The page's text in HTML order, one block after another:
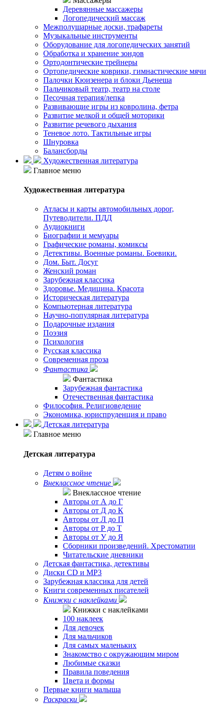
Деревянные массажеры
Логопедический массаж
Межполушарные доски, трафареты
Музыкальные инструменты
Оборудование для логопедических занятий
Обработка и хранение зондов
Ортодонтические трейнеры
Ортопедические коврики, гимнастические мячи
Палочки Кюизенера и блоки Дьенеша
Пальчиковый театр, театр на столе
Песочная терапия/лепка
Развивающие игры из ковролина, фетра
Развитие мелкой и общей моторики
Развитие речевого дыхания
Теневое лото. Тактильные игры
Шнуровка
Балансборды
Художественная литература
Главное меню
Художественная литература
Атласы и карты автомобильных дорог,
Путеводители. ПДД
Аудиокниги
Биографии и мемуары
Графические романы, комиксы
Детективы. Военные романы. Боевики.
Дом. Быт. Досуг
Женский роман
Зарубежная классика
Здоровье. Медицина. Красота
Историческая литература
Компьютерная литература
Научно-популярная литература
Подарочные издания
Поэзия
Психология
Русская классика
Современная проза
Фантастика
Фантастика
Зарубежная фантастика
Отечественная фантастика
Философия. Религиоведение
Экономика, юриспруденция и право
Детская литература
Главное меню
Детская литература
Детям о войне
Внеклассное чтение
Внеклассное чтение
Авторы от А до Г
Авторы от Д до К
Авторы от Л до П
Авторы от Р до Т
Авторы от У до Я
Сборники произведений. Хрестоматии
Читательские дневники
Детская фантастика, детективы
Диски CD и MP3
Зарубежная классика для детей
Книги современных писателей
Книжки с наклейками
Книжки с наклейками
100 наклеек
Для девочек
Для мальчиков
Для самых маленьких
Знакомство с окружающим миром
Любимые сказки
Правила поведения
Цвета и формы
Первые книги малыша
Раскраски